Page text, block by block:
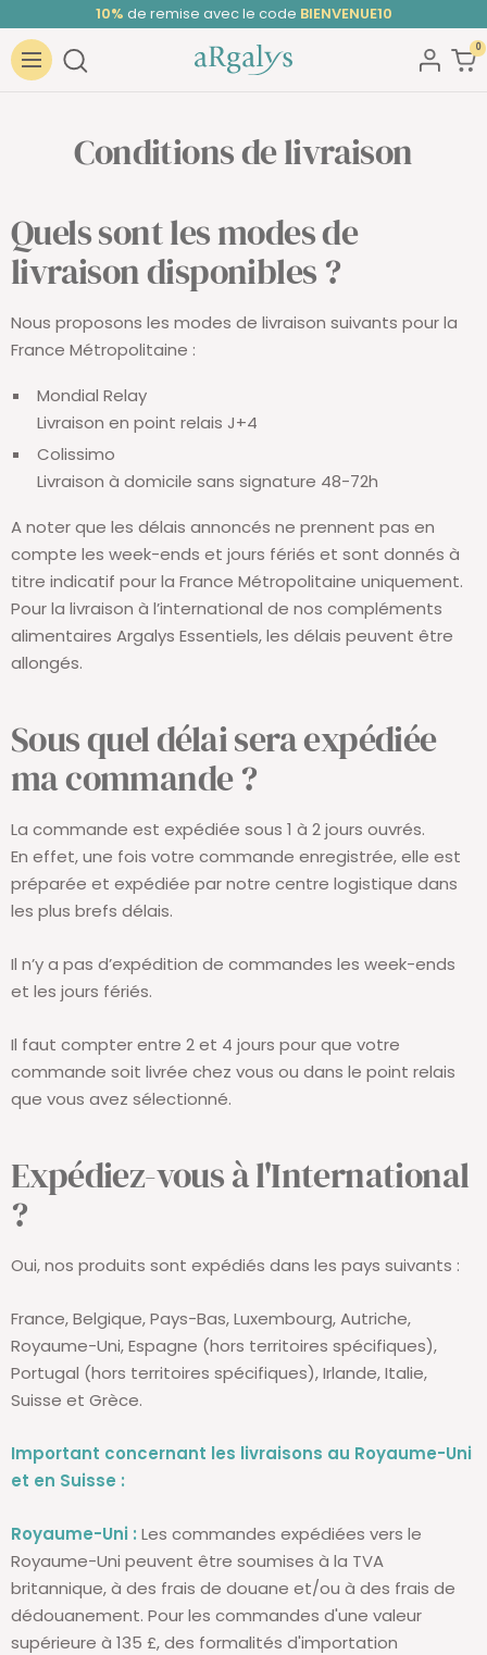
au
contenu
10% de remise avec le code BIENVENUE10
Navigation
ARGALYS 0
Conditions de livraison
Quels sont les modes de
livraison disponibles ?
Nous proposons les modes de livraison suivants pour la
France Métropolitaine :
Mondial Relay
Livraison en point relais J+4
Colissimo
Livraison à domicile sans signature 48-72h
A noter que les délais annoncés ne prennent pas en
compte les week-ends et jours fériés et sont donnés à
titre indicatif pour la France Métropolitaine uniquement.
Pour la livraison à l’international de nos compléments
alimentaires Argalys Essentiels, les délais peuvent être
allongés.
Sous quel délai sera expédiée
ma commande ?
La commande est expédiée sous 1 à 2 jours ouvrés.
En effet, une fois votre commande enregistrée, elle est
préparée et expédiée par notre centre logistique dans
les plus brefs délais.
Il n’y a pas d’expédition de commandes les week-ends
et les jours fériés.
Il faut compter entre 2 et 4 jours pour que votre
commande soit livrée chez vous ou dans le point relais
que vous avez sélectionné.
Expédiez-vous à l'International
?
Oui, nos produits sont expédiés dans les pays suivants :
France, Belgique, Pays-Bas, Luxembourg, Autriche,
Royaume-Uni, Espagne (hors territoires spécifiques),
Portugal (hors territoires spécifiques), Irlande, Italie,
Suisse et Grèce.
Important concernant les livraisons au Royaume-Uni
et en Suisse :
Royaume-Uni : Les commandes expédiées vers le
Royaume-Uni peuvent être soumises à la TVA
britannique, à des frais de douane et/ou à des frais de
dédouanement. Pour les commandes d'une valeur
supérieure à 135 £, des formalités d'importation